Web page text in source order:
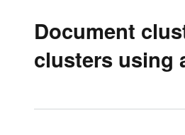
Document
clusters using